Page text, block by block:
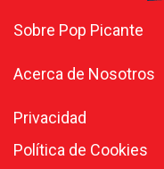
Sobre Pop Picante
Acerca de Nosotros
Privacidad
Política de Cookies